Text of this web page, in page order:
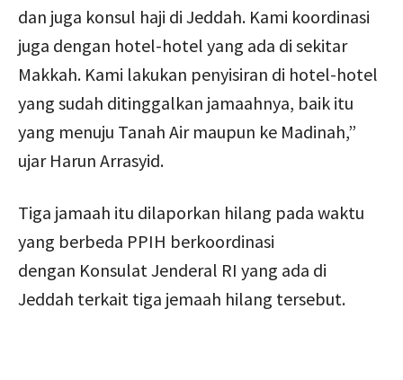
dan juga konsul haji di Jeddah. Kami koordinasi
juga dengan hotel-hotel yang ada di sekitar
Makkah. Kami lakukan penyisiran di hotel-hotel
yang sudah ditinggalkan jamaahnya, baik itu
yang menuju Tanah Air maupun ke Madinah,”
ujar Harun Arrasyid.
Tiga jamaah itu dilaporkan hilang pada waktu
yang berbeda PPIH berkoordinasi
dengan Konsulat Jenderal RI yang ada di
Jeddah terkait tiga jemaah hilang tersebut.